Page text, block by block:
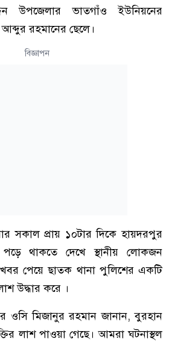
উপজেলার ভাতগাঁও ইউনিয়নের
রহমানের ছেলে।
বিজ্ঞাপন
সকাল প্রায় ১০টার দিকে হায়দরপুর
থাকতে দেখে স্থানীয় লোকজন
পেয়ে ছাতক থানা পুলিশের একটি
উদ্ধার করে ।
ওসি মিজানুর রহমান জানান, বুরহান
লাশ পাওয়া গেছে। আমরা ঘটনাস্থল